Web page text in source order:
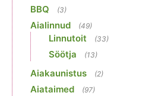
BBQ (3)
Aialinnud (49)
Linnutoit (33)
Söötja (13)
Aiakaunistus (2)
Aiataimed (97)